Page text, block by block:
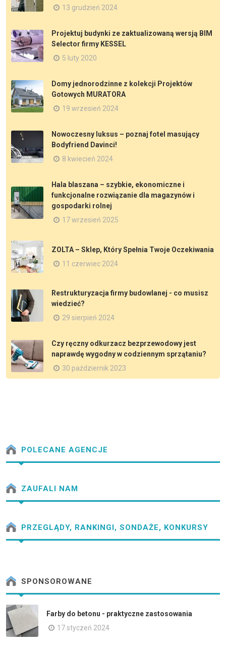
13 grudzień 2024
Projektuj budynki ze zaktualizowaną wersją BIM
Selector firmy KESSEL
5 luty 2020
Domy jednorodzinne z kolekcji Projektów
Gotowych MURATORA
19 wrzesień 2024
Nowoczesny luksus – poznaj fotel masujący
Bodyfriend Davinci!
8 kwiecień 2024
Hala blaszana – szybkie, ekonomiczne i
funkcjonalne rozwiązanie dla magazynów i
gospodarki rolnej
17 wrzesień 2025
ZOLTA – Sklep, Który Spełnia Twoje Oczekiwania
11 czerwiec 2024
Restrukturyzacja firmy budowlanej - co musisz
wiedzieć?
29 sierpień 2024
Czy ręczny odkurzacz bezprzewodowy jest
naprawdę wygodny w codziennym sprzątaniu?
30 październik 2023
POLECANE AGENCJE
ZAUFALI NAM
PRZEGLĄDY, RANKINGI, SONDAŻE, KONKURSY
SPONSOROWANE
Farby do betonu - praktyczne zastosowania
17 styczeń 2024